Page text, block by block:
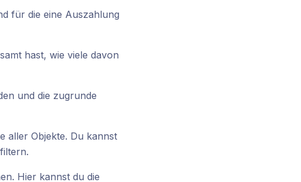
für die eine Auszahlung
hast, wie viele davon
und die zugrunde
aller Objekte. Du kannst
Hier kannst du die